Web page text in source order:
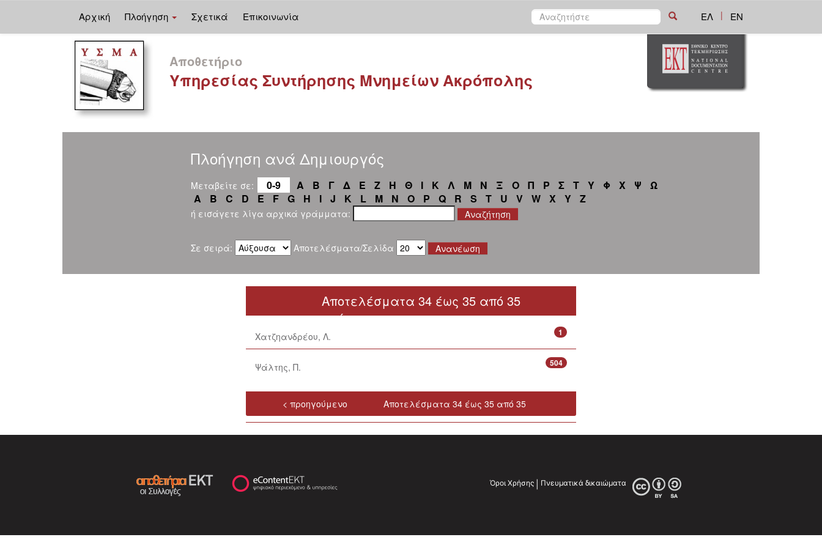
Αρχική Πλοήγηση Σχετικά Επικοινωνία ΕΛ | EN
Αποθετήριο
Υπηρεσίας Συντήρησης Μνημείων Ακρόπολης
Πλοήγηση ανά Δημιουργός
Μεταβείτε σε: 0-9 Α Β Γ Δ Ε Ζ Η Θ Ι Κ Λ Μ Ν Ξ Ο Π Ρ Σ Τ Υ Φ Χ Ψ
Ω
A
B C D E F G H I J K L M N O P Q R S T U V W X Y Z
ή εισάγετε λίγα αρχικά γράμματα:
Σε σειρά: Αποτελέσματα/Σελίδα
Αποτελέσματα 34 έως 35 από 35
< προηγούμενο
Χατζηανδρέου, Λ. 1
Ψάλτης, Π. 504
Αποτελέσματα 34 έως 35 από 35
< προηγούμενο